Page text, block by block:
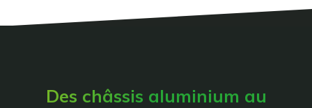
renforcement en acier
thermique.
Des châssis aluminium au